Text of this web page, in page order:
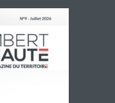
des
de septembre à
accueils de loisirs de
septembre à
du 20 juillet 2026